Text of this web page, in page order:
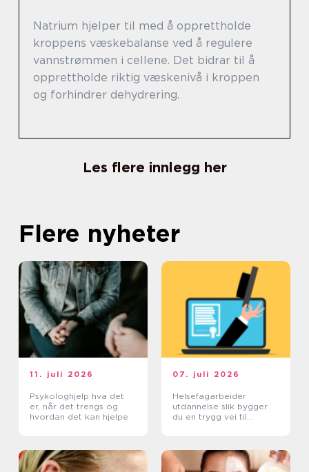
Natrium hjelper til med å opprettholde
kroppens væskebalanse ved å regulere
vannstrømmen i cellene. Det bidrar til å
opprettholde riktig væskenivå i kroppen
og forhindrer dehydrering.
Les flere innlegg her
Flere nyheter
11. juli 2026
Psykologhjelp hva det
er, når det trengs og
hvordan det kan hjelpe
07. juli 2026
Helsefagarbeider
utdannelse slik bygger
du en trygg vei til